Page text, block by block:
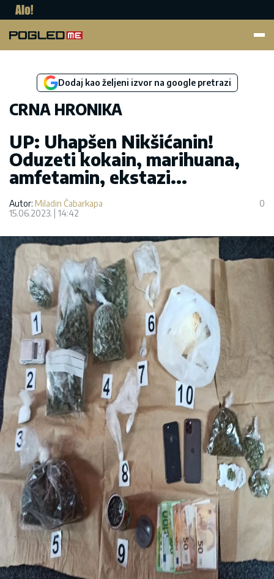
Dodaj kao željeni izvor na google pretrazi
CRNA HRONIKA
UP: Uhapšen Nikšićanin!
Oduzeti kokain, marihuana,
amfetamin, ekstazi...
Autor: Miladin Čabarkapa
15.06.2023.
14:42
0